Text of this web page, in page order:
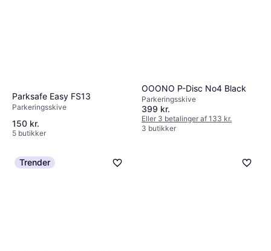
Parksafe Easy FS13
Parkeringsskive
150 kr.
5 butikker
OOONO P-Disc No4 Black
Parkeringsskive
399 kr.
Eller 3 betalinger af 133 kr.
3 butikker
Trender